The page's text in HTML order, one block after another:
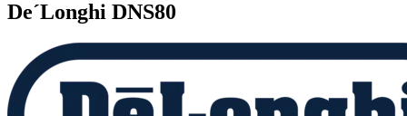
De´Longhi DNS80